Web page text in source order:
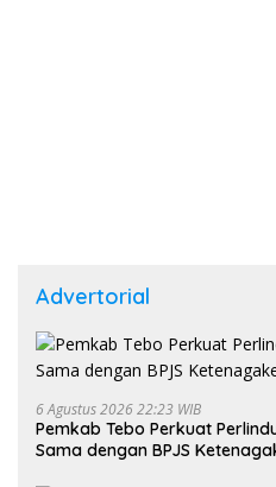
Advertorial
6 Agustus 2026 22:23 WIB
Pemkab Tebo Perkuat
Sama dengan BPJS